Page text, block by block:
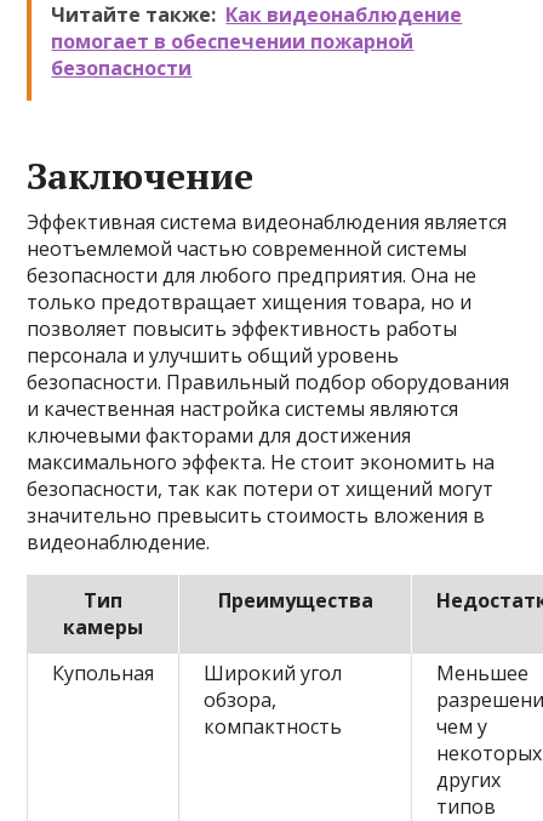
Читайте также: Как видеонаблюдение
помогает в обеспечении пожарной
безопасности
Заключение
Эффективная система видеонаблюдения является
неотъемлемой частью современной системы
безопасности для любого предприятия. Она не
только предотвращает хищения товара, но и
позволяет повысить эффективность работы
персонала и улучшить общий уровень
безопасности. Правильный подбор оборудования
и качественная настройка системы являются
ключевыми факторами для достижения
максимального эффекта. Не стоит экономить на
безопасности, так как потери от хищений могут
значительно превысить стоимость вложения в
видеонаблюдение.
Тип
камеры
Преимущества
Купольная
Широкий угол
обзора,
компактность
Меньшее
чем у
некоторых
других
типов